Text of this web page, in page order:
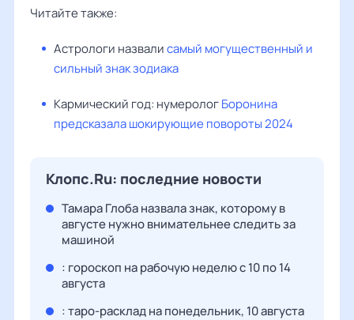
Читайте также:
Астрологи назвалисамый могущественный и
сильный знак зодиака
Кармический год: нумерологБоронина
предсказала шокирующие повороты 2024
Клопс.Ru: последние новости
Тамара Глоба назвала знак, которому в
августе нужно внимательнее следить за
машиной
: гороскоп на рабочую неделю с 10 по 14
августа
: таро-расклад на понедельник, 10 августа